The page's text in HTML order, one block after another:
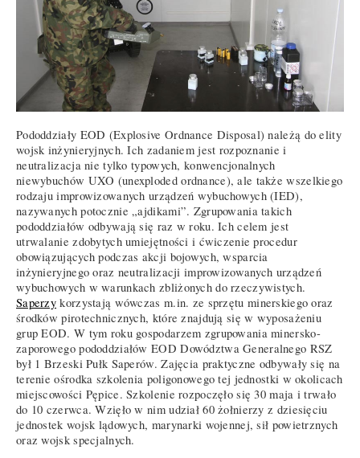
Pododdziały EOD (Explosive Ordnance Disposal) należą do elity
wojsk inżynieryjnych. Ich zadaniem jest rozpoznanie i
neutralizacja nie tylko typowych, konwencjonalnych
niewybuchów UXO (unexploded ordnance), ale także wszelkiego
rodzaju improwizowanych urządzeń wybuchowych (IED),
nazywanych potocznie „ajdikami”. Zgrupowania takich
pododdziałów odbywają się raz w roku. Ich celem jest
utrwalanie zdobytych umiejętności i ćwiczenie procedur
obowiązujących podczas akcji bojowych, wsparcia
inżynieryjnego oraz neutralizacji improwizowanych urządzeń
wybuchowych w warunkach zbliżonych do rzeczywistych.
Saperzy korzystają wówczas m.in. ze sprzętu minerskiego oraz
środków pirotechnicznych, które znajdują się w wyposażeniu
grup EOD. W tym roku gospodarzem zgrupowania minersko-
zaporowego pododdziałów EOD Dowództwa Generalnego RSZ
był 1 Brzeski Pułk Saperów. Zajęcia praktyczne odbywały się na
terenie ośrodka szkolenia poligonowego tej jednostki w okolicach
miejscowości Pępice. Szkolenie rozpoczęło się 30 maja i trwało
do 10 czerwca. Wzięło w nim udział 60 żołnierzy z dziesięciu
jednostek wojsk lądowych, marynarki wojennej, sił powietrznych
oraz wojsk specjalnych.